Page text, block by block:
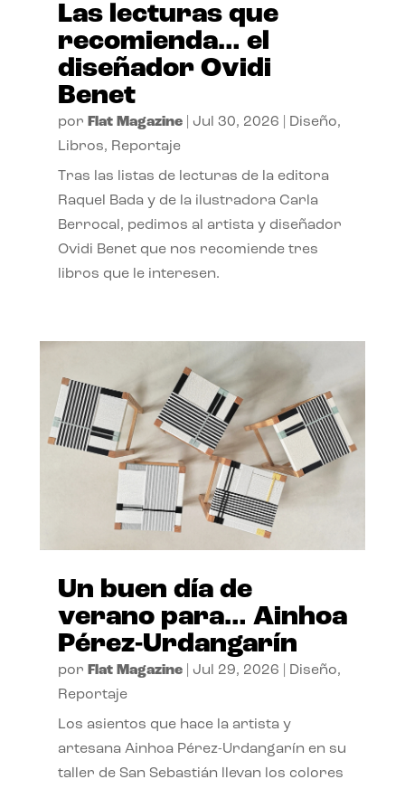
Las lecturas que
recomienda… el
diseñador Ovidi
Benet
por Flat Magazine| Jul 30, 2026 Diseño,
Libros, Reportaje
Tras las listas de lecturas de la editora
Raquel Bada y de la ilustradora Carla
Berrocal, pedimos al artista y diseñador
Ovidi Benet que nos recomiende tres
libros que le interesen.
Un buen día de
verano para… Ainhoa
Pérez-Urdangarín
por Flat Magazine| Jul 29, 2026 Diseño,
Reportaje
Los asientos que hace la artista y
artesana Ainhoa Pérez-Urdangarín en su
taller de San Sebastián llevan los colores